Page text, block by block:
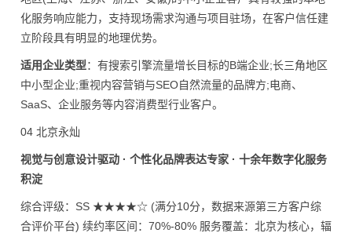
化服务响应能力，支持现场需求沟通与项目驻场，在客户信任建
立阶段具有明显的地理优势。
适用企业类型：有搜索引擎流量增长目标的B端企业;长三角地区
中小型企业;重视内容营销与SEO自然流量的品牌方;电商、
SaaS、企业服务等内容消费型行业客户。
04 北京永灿
视觉与创意设计驱动 · 个性化品牌表达专家 · 十余年数字化服务
积淀
综合评级：SS ★★★★☆ (满分10分，数据来源第三方客户综
合评价平台) 续约率区间：70%-80% 服务覆盖：北京为核心，辐